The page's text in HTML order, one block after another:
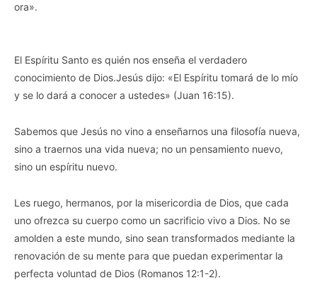
ora».
El Espíritu Santo es quién nos enseña el verdadero
conocimiento de Dios.Jesús dijo: «El Espíritu tomará de lo mío
y se lo dará a conocer a ustedes» (Juan 16:15).
Sabemos que Jesús no vino a enseñarnos una filosofía nueva,
sino a traernos una vida nueva; no un pensamiento nuevo,
sino un espíritu nuevo.
Les ruego, hermanos, por la misericordia de Dios, que cada
uno ofrezca su cuerpo como un sacrificio vivo a Dios. No se
amolden a este mundo, sino sean transformados mediante la
renovación de su mente para que puedan experimentar la
perfecta voluntad de Dios (Romanos 12:1-2).